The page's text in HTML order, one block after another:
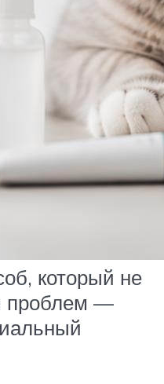
который не
проблем —